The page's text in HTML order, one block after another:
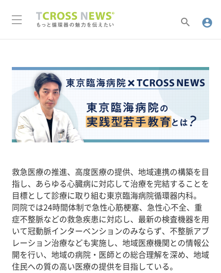
search account_circle
救急医療の推進、高度医療の提供、地域連携の構築を目
指し、あらゆる心臓病に対応して治療を完結することを
目標として診療に取り組む東京臨海病院循環器内科。
同院では24時間体制で急性心筋梗塞、急性心不全、重
症不整脈などの救急疾患に対応し、最新の検査機器を用
いて冠動脈インターベンションのみならず、不整脈アブ
レーション治療なども実施し、地域医療機関との情報公
開を行い、地域の病院・医師との総合理解を深め、地域
住民への質の高い医療の提供を目指している。